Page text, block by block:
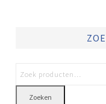
Zoeken